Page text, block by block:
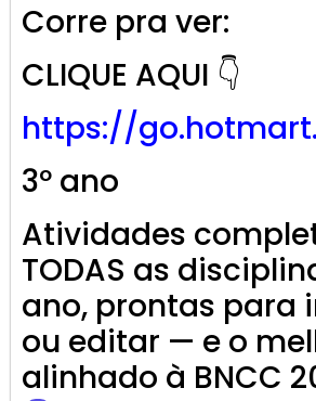
Corre pra ver:
CLIQUE AQUI 👇
https://go.hotmart
3º ano
Atividades
TODAS as
ano, prontas para
ou editar — e o
alinhado à BNCC